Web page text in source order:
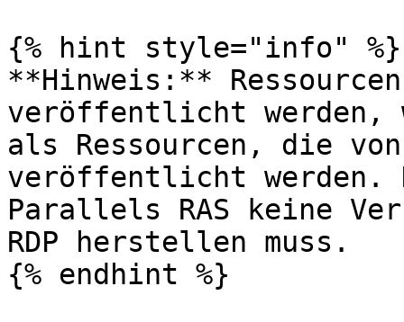
{% hint style="info" %}
**Hinweis:**
veröffentlicht werden,
als Ressourcen, die
veröffentlicht
Parallels RAS keine
RDP herstellen muss.
{% endhint %}